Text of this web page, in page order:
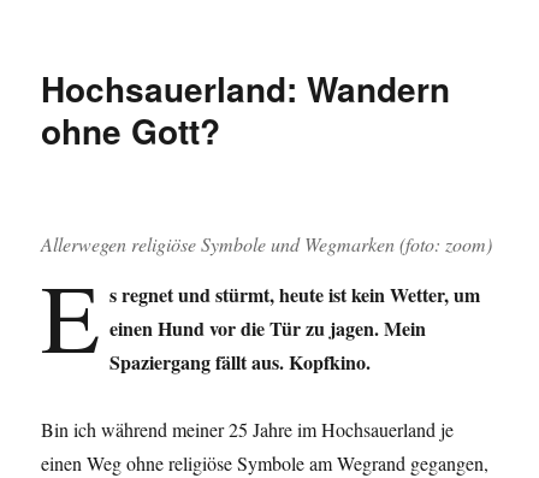
Höhe
Hochsauerland: Wandern
ohne Gott?
Allerwegen religiöse Symbole und Wegmarken (foto: zoom)
E s regnet und stürmt, heute ist kein Wetter, um
einen Hund vor die Tür zu jagen. Mein
Spaziergang fällt aus. Kopfkino.
Bin ich während meiner 25 Jahre im Hochsauerland je
einen Weg ohne religiöse Symbole am Wegrand gegangen,